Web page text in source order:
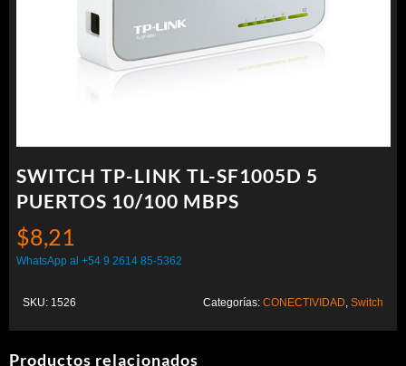
SWITCH TP-LINK TL-SF1005D 5
PUERTOS 10/100 MBPS
$8,21
WhatsApp al +54 9 2614 85-5362
SKU: 1526 Categorías: CONECTIVIDAD Switch
Productos relacionados